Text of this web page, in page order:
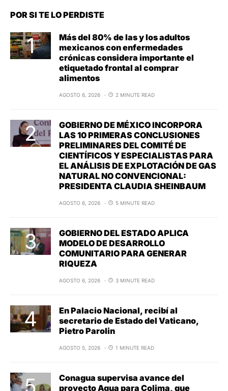
POR SI TE LO PERDISTE
Más del 80% de las y los adultos
mexicanos con enfermedades
crónicas considera importante el
etiquetado frontal al comprar
alimentos
AGOSTO 6, 2026 2 MINUTE READ
GOBIERNO DE MÉXICO INCORPORA
LAS 10 PRIMERAS CONCLUSIONES
PRELIMINARES DEL COMITÉ DE
CIENTÍFICOS Y ESPECIALISTAS PARA
EL ANÁLISIS DE EXPLOTACIÓN DE GAS
NATURAL NO CONVENCIONAL:
PRESIDENTA CLAUDIA SHEINBAUM
AGOSTO 6, 2026 5 MINUTE READ
GOBIERNO DEL ESTADO APLICA
MODELO DE DESARROLLO
COMUNITARIO PARA GENERAR
RIQUEZA
AGOSTO 6, 2026 3 MINUTE READ
En Palacio Nacional, recibí al
secretario de Estado del Vaticano,
Pietro Parolin
AGOSTO 5, 2026 1 MINUTE READ
Conagua supervisa avance del
proyecto Agua para Colima, que